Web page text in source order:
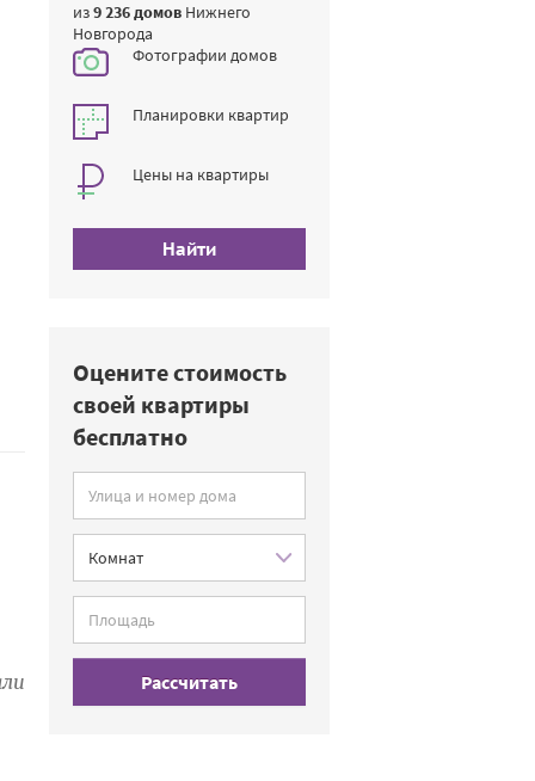
из9 236 домов Нижнего
Новгорода
Фотографии домов
Планировки квартир
Цены на квартиры
Найти
Оцените стоимость
своей квартиры
бесплатно
Рассчитать